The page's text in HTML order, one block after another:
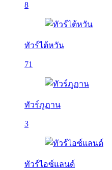
8
ทัวร์ไต้หวัน
71
ทัวร์ภูฏาน
3
ทัวร์ไอซ์แลนด์